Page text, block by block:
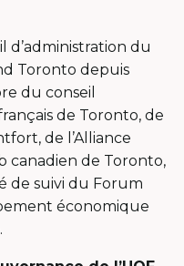
d’administration du
Toronto depuis
du conseil
de Toronto, de
de l’Alliance
canadien de Toronto,
de suivi du Forum
économique